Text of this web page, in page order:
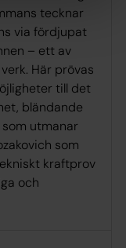
tecknar
via fördjupat
– ett av
Här prövas
till det
bländande
utmanar
som
kraftprov
och